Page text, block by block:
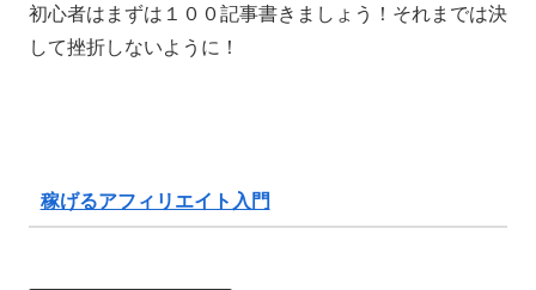
初心者はまずは１００記事書きましょう！それまでは決
して挫折しないように！
稼げるアフィリエイト入門